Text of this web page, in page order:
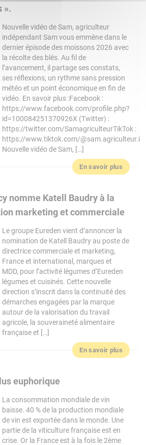
».
Nouvelle vidéo de Sam, agriculteur
indépendant Sam vous emmène dans le
dernier épisode des moissons 2026 avec
la récolte des blés. Au fil de
l’avancement, il partage ses constats,
ses réflexions, un rythme sans pression
météo et un point économique en fin de
vidéo. En savoir plus :Facebook :
https://www.facebook.com/profile.php?
id=100084251370926X (Twitter) :
https://twitter.com/SamagriculteurTikTok :
https://www.tiktok.com/@sam.agriculteur.i
Nouvelle vidéo de Sam, […]
En savoir plus
nomme Katell Baudry à la
marketing et commerciale
Le groupe Eureden vient d’annoncer la
nomination de Katell Baudry au poste de
directrice commerciale et marketing,
France et international, marques et
MDD, pour l’activité légumes d’Eureden
légumes et cuisinés. Cette nouvelle
direction s’inscrit dans la continuité des
démarches engagées par la marque
autour de la valorisation du travail
agricole, la souveraineté alimentaire
française et […]
En savoir plus
euphorique
La consommation mondiale de vin
baisse. 40 % de la production mondiale
de vin est exportée dans le monde. Une
partie de la viticulture française est en
crise. Or la France est à la fois le 2ème